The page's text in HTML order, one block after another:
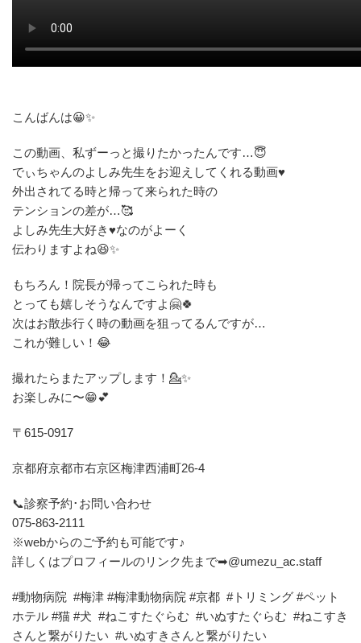
こんばんは😀✨
この動画、私ずーっと撮りたかったんです…😇
でぃちゃんのよしみ先生をお迎えしてくれる動画♥️
外出されてる時と帰って来られた時の
テンションの差が…🥰
よしみ先生大好き♥️なのがよーく
伝わりますよね😆✨
もちろん！院長が帰ってこられた時も
とっても嬉しそうなんですよ🤗🍀
次はお散歩行く時の動画を狙ってるんですが…
これが難しい！😂
撮れたらまたアップします！💁✨
お楽しみに〜😁💕
〒615-0917
京都府京都市右京区梅津西浦町26-4
📞診察予約･お問い合わせ
075-863-2111
※webからのご予約も可能です♪
詳しくはプロフィールのリンク先まで➡@umezu_ac.staff
#動物病院 #梅津 #梅津動物病院 #京都 #トリミング #ペット
ホテル #猫 #犬 #ねこすたぐらむ #いぬすたぐらむ #ねこすき
さんと繋がりたい #いぬすきさんと繋がりたい